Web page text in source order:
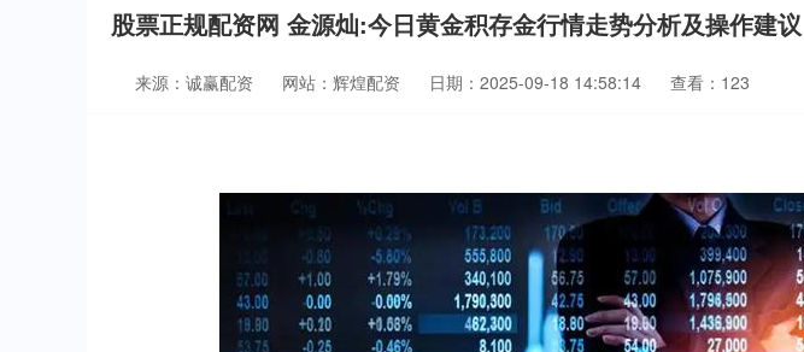
股票正规配资网 金源灿:今日黄金积存金行情走势分析及操作建议
来源：诚赢配资 网站：辉煌配资 日期：2025-09-18 14:58:14 查看：123